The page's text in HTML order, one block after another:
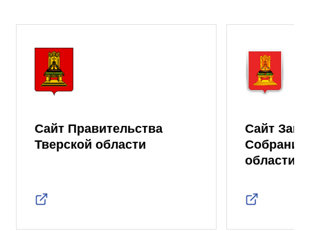
Сайт Правительства
Тверской области
Сайт
Собрания
области